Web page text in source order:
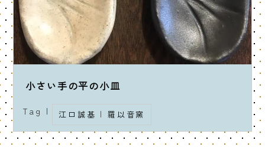
小さい手の平の小皿
Tag | 江口誠基 |羅以音窯